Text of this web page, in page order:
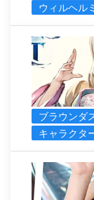
ウィルヘル
ブラウンダ
キャラクタ